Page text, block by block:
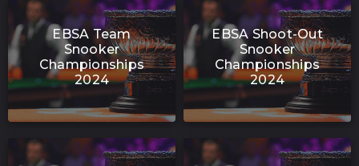
EBSA Team
Snooker
Championships
2024
EBSA Shoot-Out
Snooker
Championships
2024